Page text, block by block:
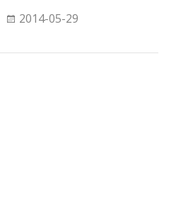
2014-05-29